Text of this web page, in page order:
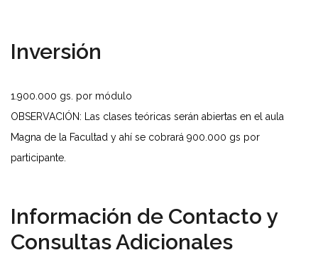
Inversión
1.900.000 gs. por módulo
OBSERVACIÓN: Las clases teóricas serán abiertas en el aula
Magna de la Facultad y ahí se cobrará 900.000 gs por
participante.
Información de Contacto y
Consultas Adicionales